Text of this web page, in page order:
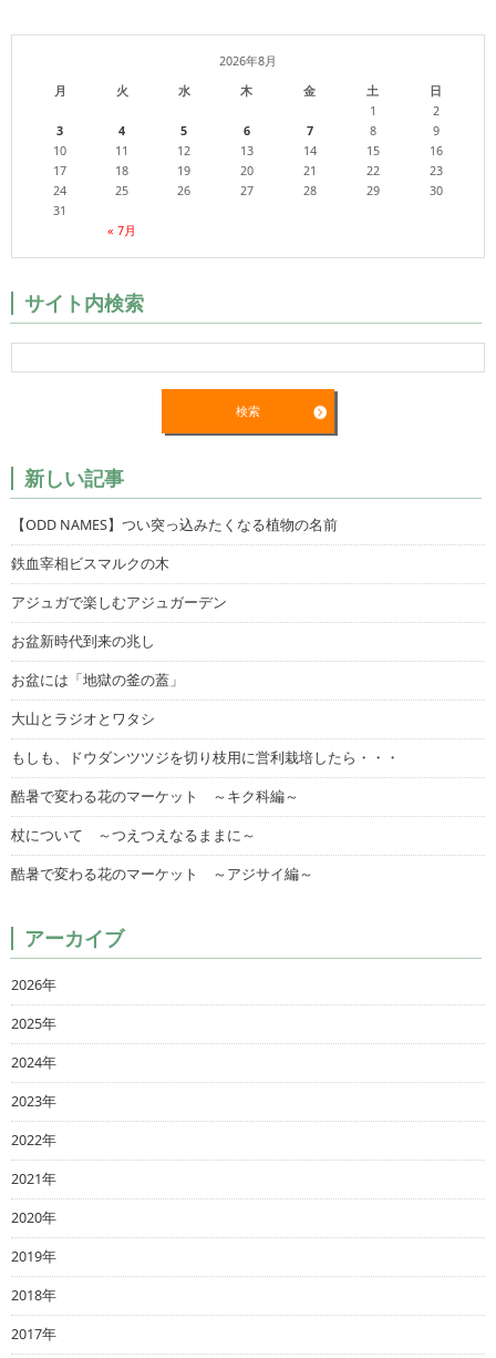
2026年8月
月
火 水 木 金 土 日
« 7月
1
2
3
4 5 6 7 8
9
10
11 12 13 14 15
16
17
18 19 20 21 22
23
24
25 26 27 28 29
30
31
サイト内検索
新しい記事
【ODD NAMES】つい突っ込みたくなる植物の名前
鉄血宰相ビスマルクの木
アジュガで楽しむアジュガーデン
お盆新時代到来の兆し
お盆には「地獄の釜の蓋」
大山とラジオとワタシ
もしも、ドウダンツツジを切り枝用に営利栽培したら・・・
酷暑で変わる花のマーケット ～キク科編～
杖について ～つえつえなるままに～
酷暑で変わる花のマーケット ～アジサイ編～
アーカイブ
2026年
2025年
2024年
2023年
2022年
2021年
2020年
2019年
2018年
2017年